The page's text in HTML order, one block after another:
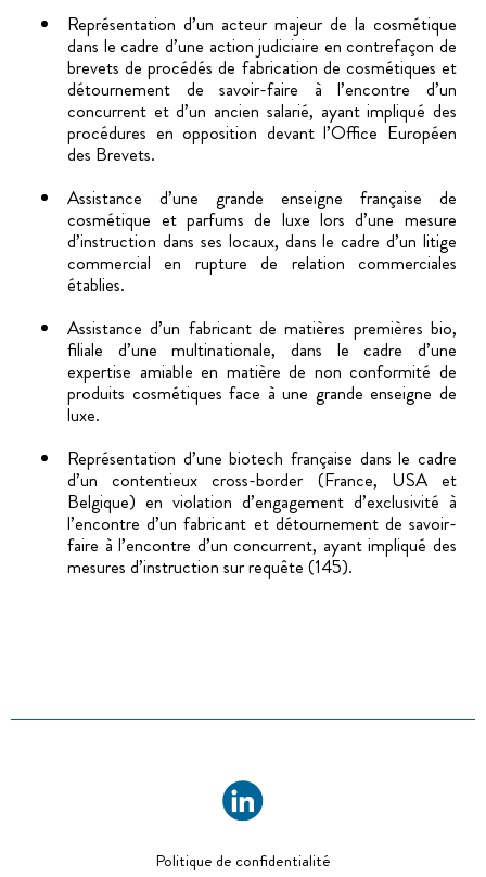
Représentation d’un acteur majeur de la cosmétique
dans le cadre d’une action judiciaire en contrefaçon de
brevets de procédés de fabrication de cosmétiques et
détournement de savoir-faire à l’encontre d’un
concurrent et d’un ancien salarié, ayant impliqué des
procédures en opposition devant l’Office Européen
des Brevets.
Assistance d’une grande enseigne française de
cosmétique et parfums de luxe lors d’une mesure
d’instruction dans ses locaux, dans le cadre d’un litige
commercial en rupture de relation commerciales
établies.
Assistance d’un fabricant de matières premières bio,
filiale d’une multinationale, dans le cadre d’une
expertise amiable en matière de non conformité de
produits cosmétiques face à une grande enseigne de
luxe.
Représentation d’une biotech française dans le cadre
d’un contentieux cross-border (France, USA et
Belgique) en violation d’engagement d’exclusivité à
l’encontre d’un fabricant et détournement de savoir-
faire à l’encontre d’un concurrent, ayant impliqué des
mesures d’instruction sur requête (145).
Politique de confidentialité